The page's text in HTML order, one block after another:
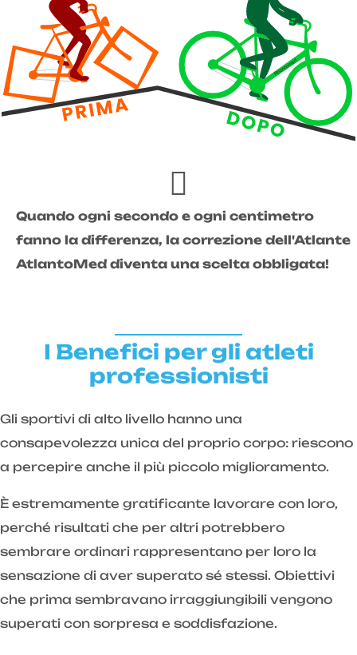
Quando ogni secondo e ogni centimetro
fanno la differenza, la correzione dell'Atlante
AtlantoMed diventa una scelta obbligata!
I Benefici per gli atleti
professionisti
Gli sportivi di alto livello hanno una
consapevolezza unica del proprio corpo: riescono
a percepire anche il più piccolo miglioramento.
È estremamente gratificante lavorare con loro,
perché risultati che per altri potrebbero
sembrare ordinari rappresentano per loro la
sensazione di aver superato sé stessi. Obiettivi
che prima sembravano irraggiungibili vengono
superati con sorpresa e soddisfazione.